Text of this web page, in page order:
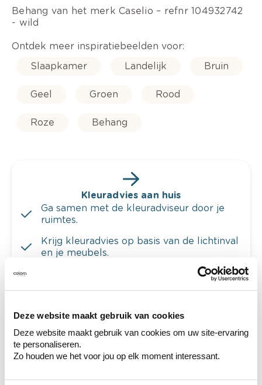
Deze website maakt gebruik van cookies
Deze website maakt gebruik van cookies om uw site-ervaring
te personaliseren.
Zo houden we het voor jou op elk moment interessant.
Behang van het merk Caselio – refnr 104932742
- wild
Ontdek meer inspiratiebeelden voor:
Slaapkamer
Landelijk Bruin
Geel Groen Rood
Roze Behang
Kleuradvies aan huis
Ga samen met de kleuradviseur door je
ruimtes.
Krijg kleuradvies op basis van de lichtinval
en je meubels.
Krijg ineens een technologische check-up
Bekijk je kleur in de winkel